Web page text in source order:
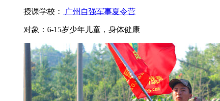
授课学校： 广州自强军事夏令营
对象： 6-15岁少年儿童，身体健康